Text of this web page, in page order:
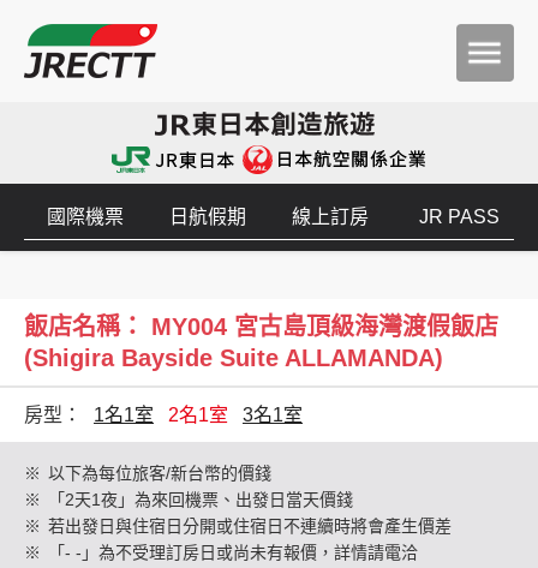
國際機票 日航假期 線上訂房 JR PASS
飯店名稱： MY004 宮古島頂級海灣渡假飯店
(Shigira Bayside Suite ALLAMANDA)
房型： 1名1室 2名1室 3名1室
※ 以下為每位旅客/新台幣的價錢
※
「2天1夜」為來回機票、出發日當天價錢
※ 若出發日與住宿日分開或住宿日不連續時將會產生價差
※
「- -」為不受理訂房日或尚未有報價，詳情請電洽